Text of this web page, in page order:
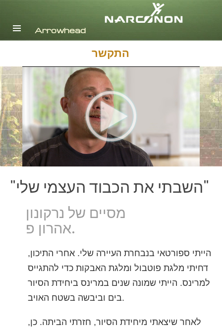
הולנדית
ספרדית, אמריקה הלטינית
צרפתית
עברית
מגיארית
איטלקית
日本語(יפנית)
הולנדית
נורווגית
רוסית
שוודית
繁體中文 (סינית)
נפאלית
ערבית
טורקית
התקשר
"השבתי את הכבוד העצמי שלי"
מסיים של נרקונון
אהרון פ.
הייתי ספורטאי בנבחרת העיירה שלי. אחרי התיכון,
דחיתי מלגת פוטבול ומלגת האבקות כדי להתגייס
למרינס. הייתי שמונה שנים במרינס ביחידת הסיור
בים וביבשה בשטח האויב.
לאחר שיצאתי מיחידת הסיור, חזרתי הביתה. כן,